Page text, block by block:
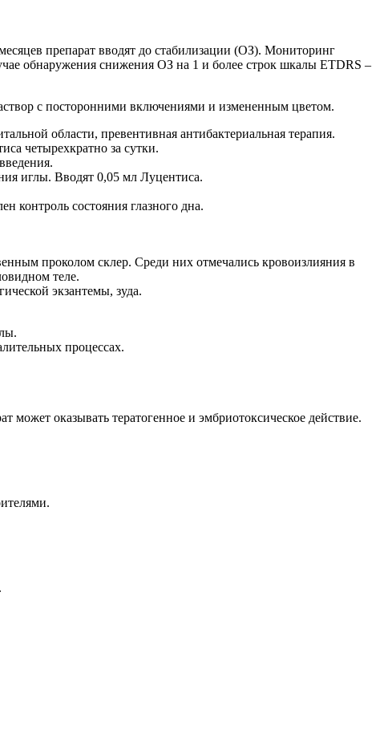
препарат вводят до стабилизации (ОЗ). Мониторинг
обнаружения снижения ОЗ на 1 и более строк шкалы ETDRS –
с посторонними включениями и измененным цветом.
области, превентивная антибактериальная терапия.
четырехкратно за сутки.
иглы. Вводят 0,05 мл Луцентиса.
контроль состояния глазного дна.
проколом склер. Среди них отмечались кровоизлияния в
теле.
экзантемы, зуда.
процессах.
оказывать тератогенное и эмбриотоксическое действие.